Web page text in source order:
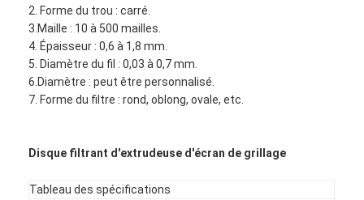
2. Forme du trou : carré.
3.Maille : 10 à 500 mailles.
4. Épaisseur : 0,6 à 1,8 mm.
5. Diamètre du fil : 0,03 à 0,7 mm.
6.Diamètre : peut être personnalisé.
7. Forme du filtre : rond, oblong, ovale, etc.
Disque filtrant d'extrudeuse d'écran de grillage
Tableau des spécifications